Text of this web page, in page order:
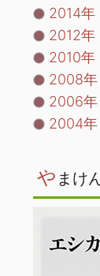
2014年
2012年
2010年
2008年
2006年
2004年
や まけ